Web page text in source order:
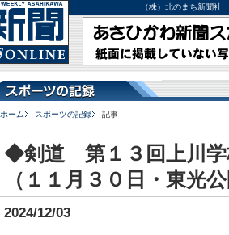
（株）北のまち新聞
ホーム スポーツの記録 記事
◆剣道 第１３回上川学
（１１月３０日・東光
2024/12/03